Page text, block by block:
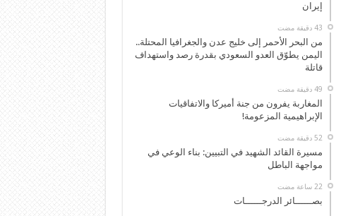
إيران
من البحر الأحمر إلى خليج عدن والجغرافيا المحتلة..
اليمن يطوّق العدو السعودي بقدرة رصد واستهداف
قاتلة
المغاربة يفرون من جنة أميركا والاتفاقيات
الإبراهيمية المزعومة!
مسيرة القائد الشهيد في التبيين: بناء الوعي في
مواجهة الباطل
بصــــــائر الدرجــــــات